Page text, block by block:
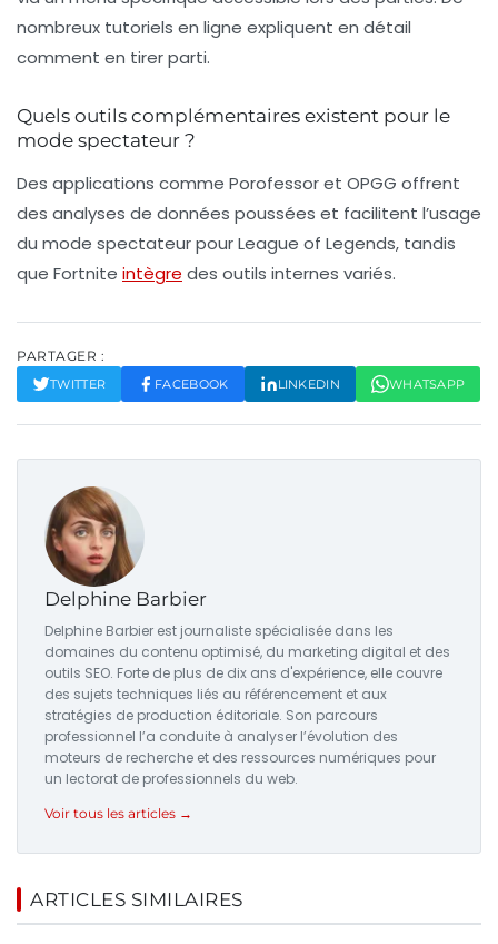
nombreux tutoriels en ligne expliquent en détail
comment en tirer parti.
Quels outils complémentaires existent pour le
mode spectateur ?
Des applications comme Porofessor et OPGG offrent
des analyses de données poussées et facilitent l’usage
du mode spectateur pour League of Legends, tandis
que Fortnite intègre des outils internes variés.
PARTAGER :
TWITTER FACEBOOK LINKEDIN WHATSAPP
Delphine Barbier
Delphine Barbier est journaliste spécialisée dans les
domaines du contenu optimisé, du marketing digital et des
outils SEO. Forte de plus de dix ans d'expérience, elle couvre
des sujets techniques liés au référencement et aux
stratégies de production éditoriale. Son parcours
professionnel l’a conduite à analyser l’évolution des
moteurs de recherche et des ressources numériques pour
un lectorat de professionnels du web.
Voir tous les articles →
ARTICLES SIMILAIRES